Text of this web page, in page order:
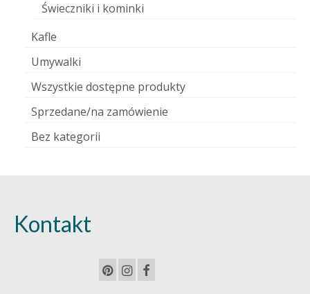
Świeczniki i kominki
Kafle
Umywalki
Wszystkie dostępne produkty
Sprzedane/na zamówienie
Bez kategorii
Kontakt